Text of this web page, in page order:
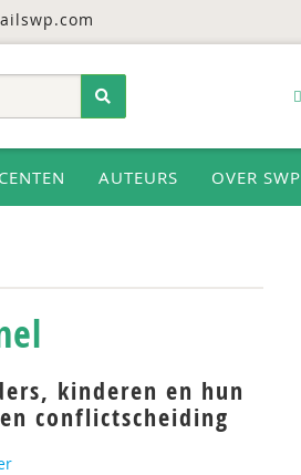
AUTEURS OVER SWP
kinderen en hun
conflictscheiding